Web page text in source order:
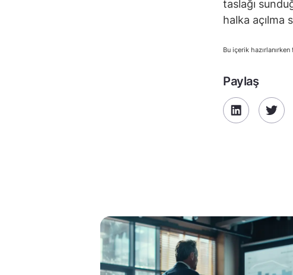
taslağı
halka açılma
Bu içerik
Paylaş